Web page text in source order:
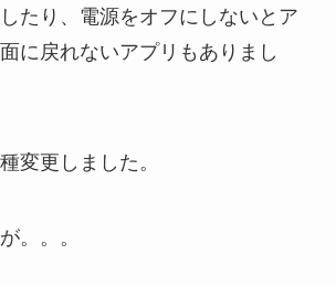
たり、電源をオフにしないとア
に戻れないアプリもありまし
変更しました。
。。。